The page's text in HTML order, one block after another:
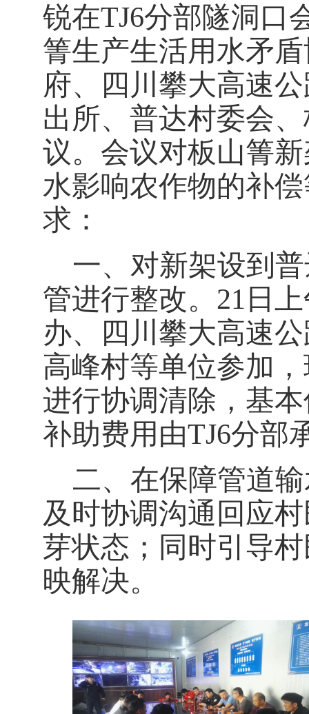
锐在TJ6分部隧洞口
箐生产生活用水矛
府、四川攀大高速
出所、普达村委会
议。会议对板山箐
水影响农作物的补
求：
一、对新架设到
管进行整改。21 日
办、四川攀大高速
高峰村等单位参加
进行协调清除，基
补助费用由TJ6分部
二、在保障管道
及时协调沟通回应
芽状态；同时引导
映解决。